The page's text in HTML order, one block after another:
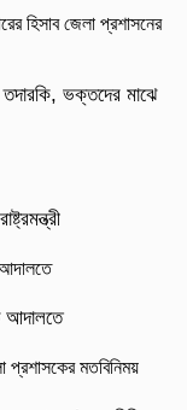
তদারকি, ভক্তদের মাঝে
আদালতে